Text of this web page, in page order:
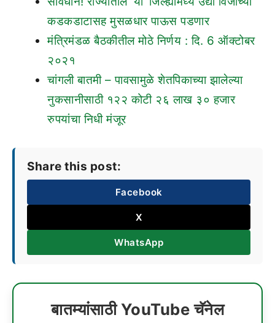
कडकडाटासह मुसळधार पाऊस पडणार
मंत्रिमंडळ बैठकीतील मोठे निर्णय : दि. 6 ऑक्टोबर
२०२१
चांगली बातमी – पावसामुळे शेतपिकाच्या झालेल्या
नुकसानीसाठी १२२ कोटी २६ लाख ३० हजार
रुपयांचा निधी मंजूर
Share this post:
Facebook
X
WhatsApp
बातम्यांसाठी YouTube चॅनेल